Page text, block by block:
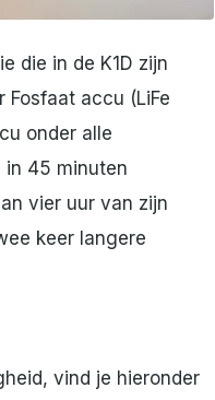
die in de K1D zijn
accu (LiFe
onder alle
in 45 minuten
vier uur van zijn
keer langere
vind je hieronder